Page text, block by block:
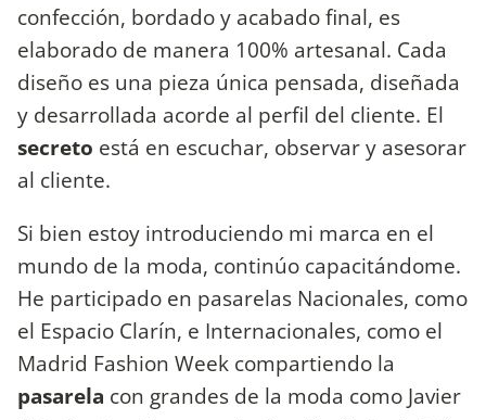
confección, bordado y acabado final, es
elaborado de manera 100% artesanal. Cada
diseño es una pieza única pensada, diseñada
y desarrollada acorde al perfil del cliente. El
secreto está en escuchar, observar y asesorar
al cliente.
Si bien estoy introduciendo mi marca en el
mundo de la moda, continúo capacitándome.
He participado en pasarelas Nacionales, como
el Espacio Clarín, e Internacionales, como el
Madrid Fashion Week compartiendo la
pasarela con grandes de la moda como Javier